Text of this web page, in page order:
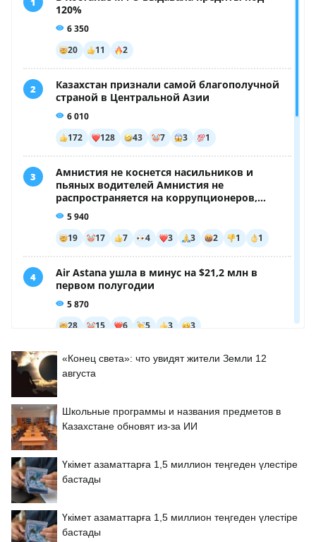
«Конец света»: что увидят жители Земли 12
августа
Школьные программы и названия предметов в
Казахстане обновят из-за ИИ
Үкімет азаматтарға 1,5 миллион теңгеден үлестіре
бастады
Үкімет азаматтарға 1,5 миллион теңгеден үлестіре
бастады